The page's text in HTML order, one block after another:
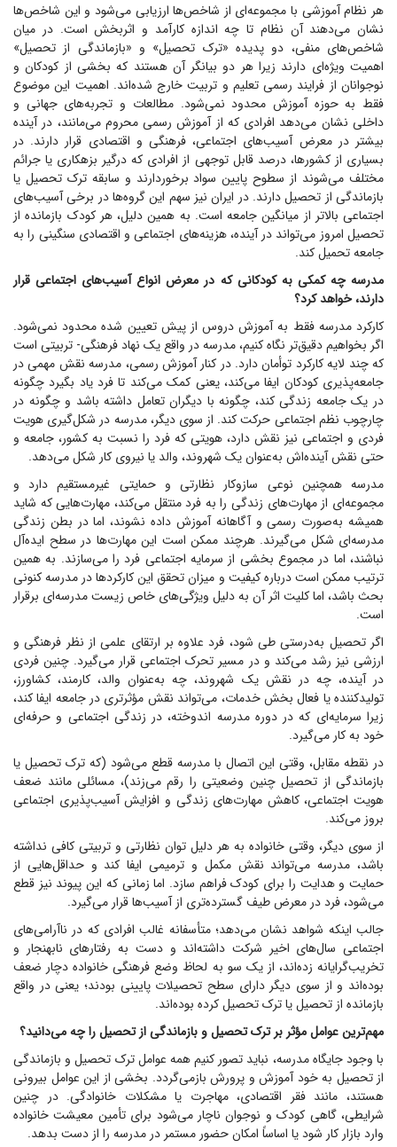
هر نظام آموزشی با مجموعه‌ای از شاخص‌ها ارزیابی می‌شود و این شاخص‌ها
نشان می‌دهند آن نظام تا چه اندازه کارآمد و اثربخش است. در میان
شاخص‌های منفی، دو پدیده «ترک تحصیل» و «بازماندگی از تحصیل»
اهمیت ویژه‌ای دارند زیرا هر دو بیانگر آن هستند که بخشی از کودکان و
نوجوانان از فرایند رسمی تعلیم و تربیت خارج شده‌اند. اهمیت این موضوع
فقط به حوزه آموزش محدود نمی‌شود. مطالعات و تجربه‌های جهانی و
داخلی نشان می‌دهد افرادی که از آموزش رسمی محروم می‌مانند، در آینده
بیشتر در معرض آسیب‌های اجتماعی، فرهنگی و اقتصادی قرار دارند. در
بسیاری از کشورها، درصد قابل توجهی از افرادی که درگیر بزهکاری یا جرائم
مختلف می‌شوند از سطوح پایین سواد برخوردارند و سابقه ترک تحصیل یا
بازماندگی از تحصیل دارند. در ایران نیز سهم این گروه‌ها در برخی آسیب‌های
اجتماعی بالاتر از میانگین جامعه است. به همین دلیل، هر کودک بازمانده از
تحصیل امروز می‌تواند در آینده، هزینه‌های اجتماعی و اقتصادی سنگینی را به
جامعه تحمیل کند.
مدرسه چه کمکی به کودکانی که در معرض انواع آسیب‌های اجتماعی قرار
دارند، خواهد کرد؟
کارکرد مدرسه فقط به آموزش دروس از پیش تعیین شده محدود نمی‌شود.
اگر بخواهیم دقیق‌تر نگاه کنیم، مدرسه در واقع یک نهاد فرهنگی- تربیتی است
که چند لایه کارکرد توأمان دارد. در کنار آموزش رسمی، مدرسه نقش مهمی در
جامعه‌پذیری کودکان ایفا می‌کند، یعنی کمک می‌کند تا فرد یاد بگیرد چگونه
در یک جامعه زندگی کند، چگونه با دیگران تعامل داشته باشد و چگونه در
چارچوب نظم اجتماعی حرکت کند. از سوی دیگر، مدرسه در شکل‌گیری هویت
فردی و اجتماعی نیز نقش دارد، هویتی که فرد را نسبت به کشور، جامعه و
حتی نقش آینده‌اش به‌عنوان یک شهروند، والد یا نیروی کار شکل می‌دهد.
مدرسه همچنین نوعی سازوکار نظارتی و حمایتی غیرمستقیم دارد و
مجموعه‌ای از مهارت‌های زندگی را به فرد منتقل می‌کند، مهارت‌هایی که شاید
همیشه به‌صورت رسمی و آگاهانه آموزش داده نشوند، اما در بطن زندگی
مدرسه‌ای شکل می‌گیرند. هرچند ممکن است این مهارت‌ها در سطح ایده‌آل
نباشند، اما در مجموع بخشی از سرمایه اجتماعی فرد را می‌سازند. به همین
ترتیب ممکن است درباره کیفیت و میزان تحقق این کارکرد‌ها در مدرسه کنونی
بحث باشد، اما کلیت اثر آن به دلیل ویژگی‌های خاص زیست مدرسه‌ای برقرار
است.
اگر تحصیل به‌درستی طی شود، فرد علاوه بر ارتقای علمی از نظر فرهنگی و
ارزشی نیز رشد می‌کند و در مسیر تحرک اجتماعی قرار می‌گیرد. چنین فردی
در آینده، چه در نقش یک شهروند، چه به‌عنوان والد، کارمند، کشاورز،
تولیدکننده یا فعال بخش خدمات، می‌تواند نقش مؤثرتری در جامعه ایفا کند،
زیرا سرمایه‌ای که در دوره مدرسه اندوخته، در زندگی اجتماعی و حرفه‌ای
خود به کار می‌گیرد.
در نقطه مقابل، وقتی این اتصال با مدرسه قطع می‌شود (که ترک تحصیل یا
بازماندگی از تحصیل چنین وضعیتی را رقم می‌زند)، مسائلی مانند ضعف
هویت اجتماعی، کاهش مهارت‌های زندگی و افزایش آسیب‌پذیری اجتماعی
بروز می‌کند.
از سوی دیگر، وقتی خانواده به هر دلیل توان نظارتی و تربیتی کافی نداشته
باشد، مدرسه می‌تواند نقش مکمل و ترمیمی ایفا کند و حداقل‌هایی از
حمایت و هدایت را برای کودک فراهم سازد. اما زمانی که این پیوند نیز قطع
می‌شود، فرد در معرض طیف گسترده‌تری از آسیب‌ها قرار می‌گیرد.
جالب اینکه شواهد نشان می‌دهد؛ متأسفانه غالب افرادی که در ناآرامی‌های
اجتماعی سال‌های اخیر شرکت داشته‌اند و دست به رفتار‌های نابهنجار و
تخریب‌گرایانه زده‌اند، از یک سو به لحاظ وضع فرهنگی خانواده دچار ضعف
بوده‌اند و از سوی دیگر دارای سطح تحصیلات پایینی بودند؛ یعنی در واقع
بازمانده از تحصیل یا ترک تحصیل کرده بوده‌اند.
مهم‌ترین عوامل مؤثر بر ترک تحصیل و بازماندگی از تحصیل را چه می‌دانید؟
با وجود جایگاه مدرسه، نباید تصور کنیم همه عوامل ترک تحصیل و بازماندگی
از تحصیل به خود آموزش و پرورش بازمی‌گردد. بخشی از این عوامل بیرونی
هستند، مانند فقر اقتصادی، مهاجرت یا مشکلات خانوادگی. در چنین
شرایطی، گاهی کودک و نوجوان ناچار می‌شود برای تأمین معیشت خانواده
وارد بازار کار شود یا اساساً امکان حضور مستمر در مدرسه را از دست بدهد.